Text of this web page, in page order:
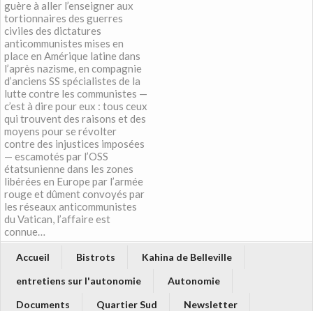
guère à aller l’enseigner aux
tortionnaires des guerres
civiles des dictatures
anticommunistes mises en
place en Amérique latine dans
l’après nazisme, en compagnie
d’anciens SS spécialistes de la
lutte contre les communistes —
c’est à dire pour eux : tous ceux
qui trouvent des raisons et des
moyens pour se révolter
contre des injustices imposées
— escamotés par l’OSS
étatsunienne dans les zones
libérées en Europe par l’armée
rouge et dûment convoyés par
les réseaux anticommunistes
du Vatican, l’affaire est
connue…
Accueil Bistrots
Kahina de Belleville
entretiens sur l'autonomie
Autonomie
Documents
Quartier Sud
Newsletter